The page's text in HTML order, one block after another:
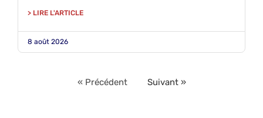
> LIRE L'ARTICLE
8 août 2026
« Précédent Suivant »